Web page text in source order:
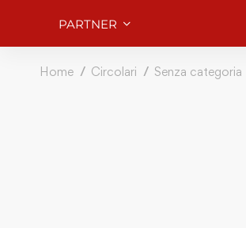
PARTNER
Home Circolari Senza categoria